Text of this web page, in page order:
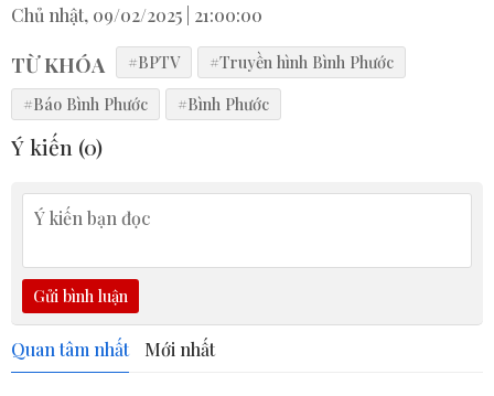
Chủ nhật, 09/02/2025 | 21:00:00
TỪ KHÓA #BPTV
#Truyền hình Bình Phước
#Báo Bình Phước
#Bình Phước
Ý kiến (0)
Gửi bình luận
Quan tâm nhất Mới nhất